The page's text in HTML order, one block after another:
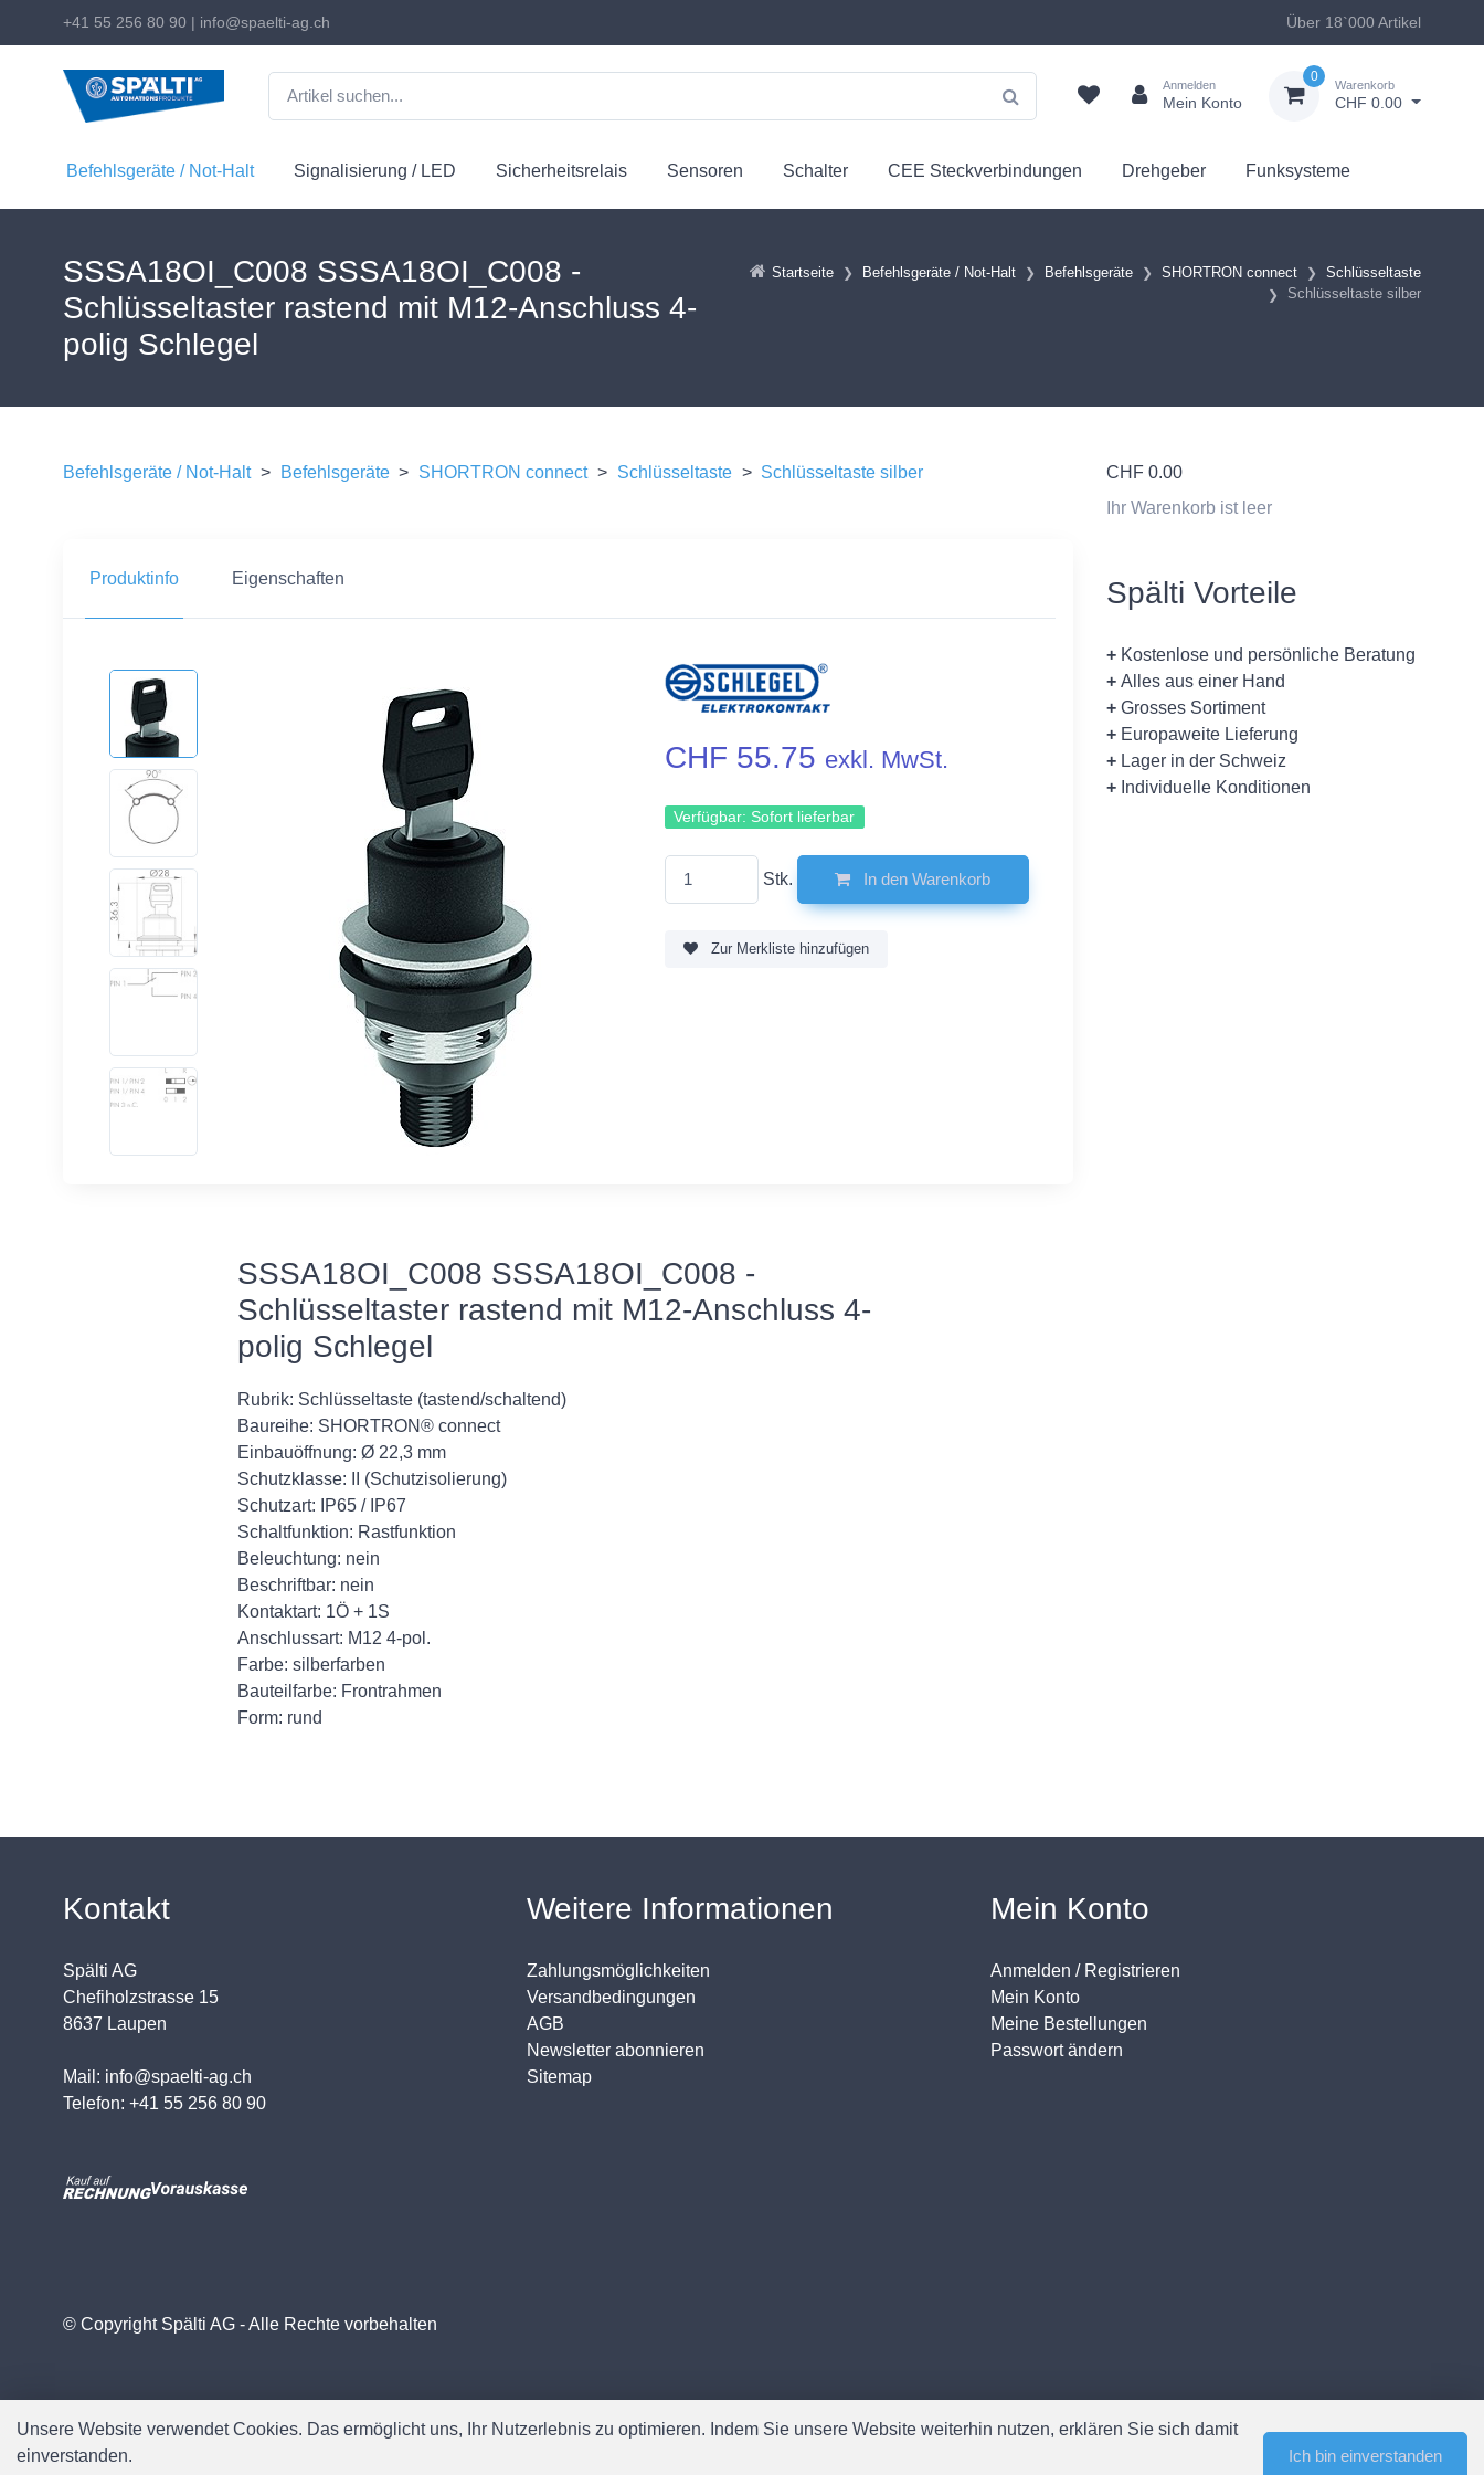
+41 55 256 80 90 | info@spaelti-ag.ch Über 18`000 Artikel
Anmelden
Mein Konto
0
Warenkorb
CHF 0.00
Befehlsgeräte / Not-Halt Signalisierung / LED Sicherheitsrelais Sensoren Schalter CEE Steckverbindungen Drehgeber Funksysteme
Startseite Befehlsgeräte / Not-Halt Befehlsgeräte SHORTRON connect
Schlüsseltaste
Schlüsseltaste silber
SSSA18OI_C008 SSSA18OI_C008 -
Schlüsseltaster rastend mit M12-Anschluss 4-
polig Schlegel
Befehlsgeräte / Not-Halt > Befehlsgeräte > SHORTRON connect > Schlüsseltaste > Schlüsseltaste silber
Produktinfo Eigenschaften
CHF 55.75 exkl. MwSt.
Verfügbar: Sofort lieferbar
Stk. In den Warenkorb
Zur Merkliste hinzufügen
SSSA18OI_C008 SSSA18OI_C008 -
Schlüsseltaster rastend mit M12-Anschluss 4-
polig Schlegel
Rubrik: Schlüsseltaste (tastend/schaltend)
Baureihe: SHORTRON® connect
Einbauöffnung: Ø 22,3 mm
Schutzklasse: II (Schutzisolierung)
Schutzart: IP65 / IP67
Schaltfunktion: Rastfunktion
Beleuchtung: nein
Beschriftbar: nein
Kontaktart: 1Ö + 1S
Anschlussart: M12 4-pol.
Farbe: silberfarben
Bauteilfarbe: Frontrahmen
Form: rund
CHF 0.00
Ihr Warenkorb ist leer
Spälti Vorteile
+ Kostenlose und persönliche Beratung
+ Alles aus einer Hand
+ Grosses Sortiment
+ Europaweite Lieferung
+ Lager in der Schweiz
+ Individuelle Konditionen
Kontakt
Spälti AG
Chefiholzstrasse 15
8637 Laupen
Mail: info@spaelti-ag.ch
Telefon: +41 55 256 80 90
Weitere Informationen
Zahlungsmöglichkeiten
Versandbedingungen
AGB
Newsletter abonnieren
Sitemap
Mein Konto
Anmelden / Registrieren
Mein Konto
Meine Bestellungen
Passwort ändern
© Copyright Spälti AG - Alle Rechte vorbehalten
Unsere Website verwendet Cookies. Das ermöglicht uns, Ihr Nutzerlebnis zu optimieren. Indem Sie unsere Website weiterhin nutzen, erklären Sie sich damit
einverstanden.
Ich bin einverstanden